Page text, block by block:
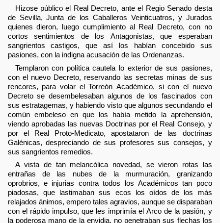
Hizose público el Real Decreto, ante el Regio Senado desta
de Sevilla, Junta de los Caballeros Veinticuatros, y Jurados
quienes dieron, luego cumplimiento al Real Decreto, con no
cortos sentimientos de los Antagonistas, que esperaban
sangrientos castigos, que así los habían concebido sus
pasiones, con la indigna acusación de las Ordenanzas.
Templaron con política cautela lo exterior de sus pasiones,
con el nuevo Decreto, reservando las secretas minas de sus
rencores, para volar el Torreón Académico, si con el nuevo
Decreto se desembelesaban algunos de los fascinados con
sus estratagemas, y habiendo visto que algunos secundando el
común embeleso en que los había metido la aprehensión,
viendo aprobadas las nuevas Doctrinas por el Real Consejo, y
por el Real Proto-Medicato, apostataron de las doctrinas
Galénicas, despreciando de sus profesores sus consejos, y
sus sangrientos remedios.
A vista de tan melancólica novedad, se vieron rotas las
entrañas de las nubes de la murmuración, granizando
oprobrios, e injurias contra todos los Académicos tan poco
piadosas, que lastimaban sus ecos los oídos de los más
relajados ánimos, empero tales agravios, aunque se disparaban
con el rápido impulso, que les imprimía el Arco de la pasión, y
la poderosa mano de la envidia, no penetraban sus flechas los